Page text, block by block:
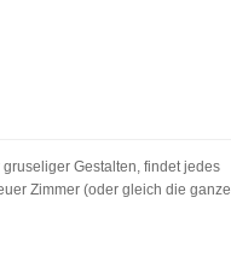
Gestalten, findet jedes
Zimmer (oder gleich die ganze